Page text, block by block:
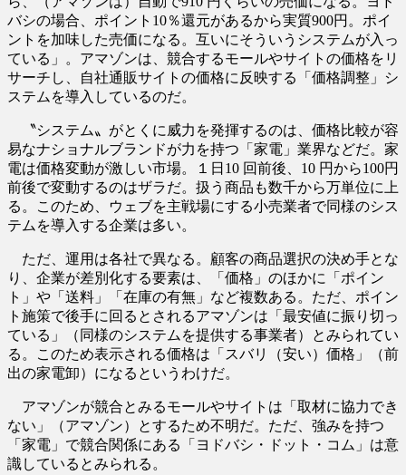
バシの場合、ポイント10％還元があるから実質900円。ポイ
ントを加味した売価になる。互いにそういうシステムが入っ
ている」。アマゾンは、競合するモールやサイトの価格をリ
サーチし、自社通販サイトの価格に反映する「価格調整」シ
ステムを導入しているのだ。
〝システム〟がとくに威力を発揮するのは、価格比較が容
易なナショナルブランドが力を持つ「家電」業界などだ。家
電は価格変動が激しい市場。１日10 回前後、10 円から100円
前後で変動するのはザラだ。扱う商品も数千から万単位に上
る。このため、ウェブを主戦場にする小売業者で同様のシス
テムを導入する企業は多い。
ただ、運用は各社で異なる。顧客の商品選択の決め手とな
り、企業が差別化する要素は、「価格」のほかに「ポイン
ト」や「送料」「在庫の有無」など複数ある。ただ、ポイン
ト施策で後手に回るとされるアマゾンは「最安値に振り切っ
ている」（同様のシステムを提供する事業者）とみられてい
る。このため表示される価格は「スバリ（安い）価格」（前
出の家電卸）になるというわけだ。
アマゾンが競合とみるモールやサイトは「取材に協力でき
ない」（アマゾン）とするため不明だ。ただ、強みを持つ
「家電」で競合関係にある「ヨドバシ・ドット・コム」は意
識しているとみられる。